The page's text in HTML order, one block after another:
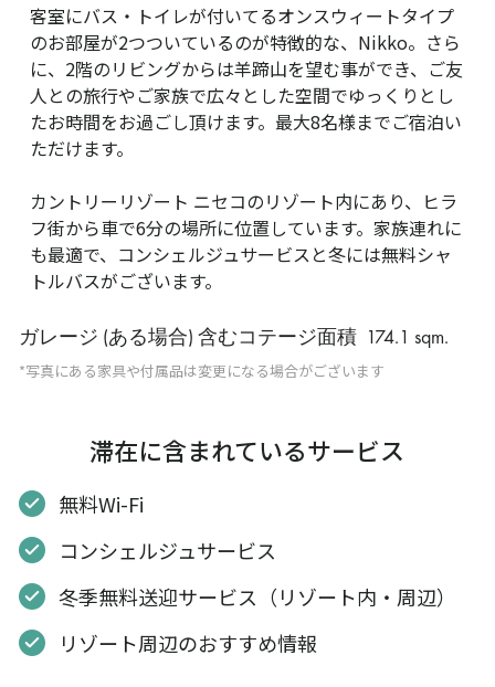
客室にバス・トイレが付いてるオンスウィートタイプ
のお部屋が2つついているのが特徴的な、Nikko。さら
に、2階のリビングからは羊蹄山を望む事ができ、ご友
人との旅行やご家族で広々とした空間でゆっくりとし
たお時間をお過ごし頂けます。最大8名様までご宿泊い
ただけます。
カントリーリゾート ニセコのリゾート内にあり、ヒラ
フ街から車で6分の場所に位置しています。家族連れに
も最適で、コンシェルジュサービスと冬には無料シャ
トルバスがございます。
ガレージ (ある場合) 含むコテージ面積 174.1 sqm.
*写真にある家具や付属品は変更になる場合がございます
滞在に含まれているサービス
無料Wi-Fi
コンシェルジュサービス
冬季無料送迎サービス（リゾート内・周辺）
リゾート周辺のおすすめ情報